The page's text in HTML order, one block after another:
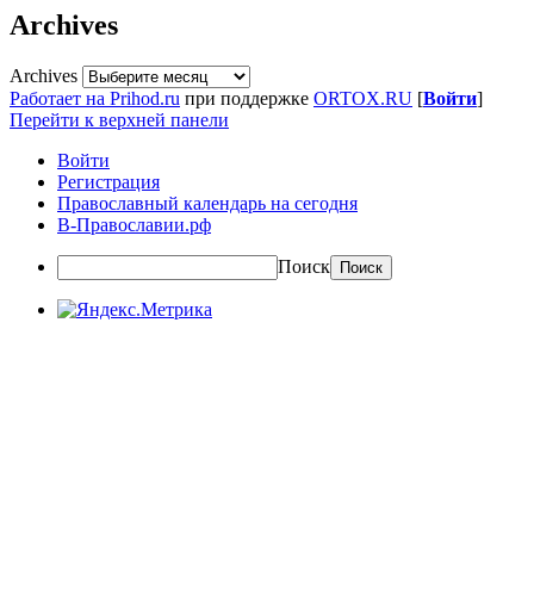
Archives
Archives
Работает на Prihod.ru при поддержке ORTOX.RU [Войти]
Перейти к верхней панели
Войти
Регистрация
Православный календарь на сегодня
В-Православии.рф
Поиск